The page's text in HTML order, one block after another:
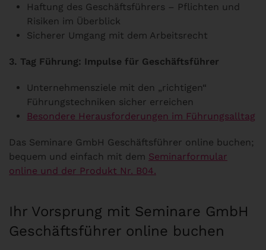
Haftung des Geschäftsführers – Pflichten und
Risiken im Überblick
Sicherer Umgang mit dem Arbeitsrecht
3. Tag Führung: Impulse für Geschäftsführer
Unternehmensziele mit den „richtigen“
Führungstechniken sicher erreichen
Besondere Herausforderungen im Führungsalltag
Das Seminare GmbH Geschäftsführer online buchen;
bequem und einfach mit dem Seminarformular
online und der Produkt Nr. B04.
Ihr Vorsprung mit Seminare GmbH
Geschäftsführer online buchen